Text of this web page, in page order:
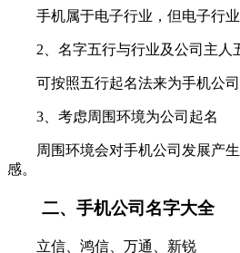
手机属于电子行业，但电子行业
2、名字五行与行业及公司主人
可按照五行起名法来为手机公司
3、考虑周围环境为公司起名
周围环境会对手机公司发展产生
感。
二、手机公司名字大全
立信、鸿信、万通、新锐